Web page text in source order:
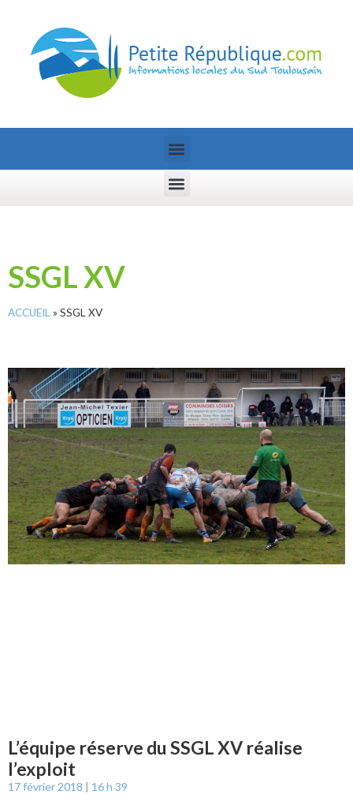
SSGL XV
ACCUEIL » SSGL XV
L’équipe réserve du SSGL XV réalise
l’exploit
17 février 2018 16 h 39